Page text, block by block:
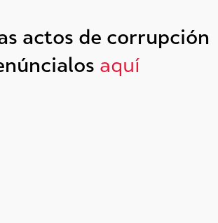
actos de corrupción
aquí